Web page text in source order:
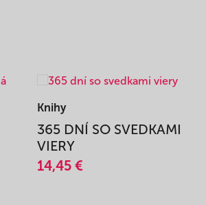
Knihy
365 DNÍ SO SVEDKAMI
VIERY
14,45 €